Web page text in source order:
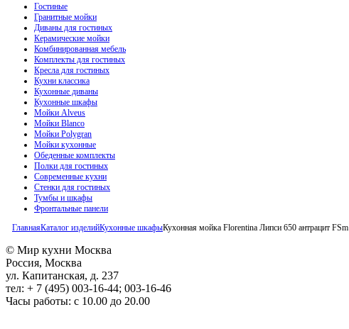
Гостиные
Гранитные мойки
Диваны для гостиных
Керамические мойки
Комбинированная мебель
Комплекты для гостиных
Кресла для гостиных
Кухни классика
Кухонные диваны
Кухонные шкафы
Мойки Alveus
Мойки Blanco
Мойки Polygran
Мойки кухонные
Обеденные комплекты
Полки для гостиных
Современные кухни
Стенки для гостиных
Тумбы и шкафы
Фронтальные панели
ГлавнаяКаталог изделийКухонные шкафыКухонная мойка Florentina Липси 650 антрацит FSm
© Мир кухни Москва
Россия, Москва
ул. Капитанская, д. 237
тел: + 7 (495) 003-16-44; 003-16-46
Часы работы: с 10.00 до 20.00